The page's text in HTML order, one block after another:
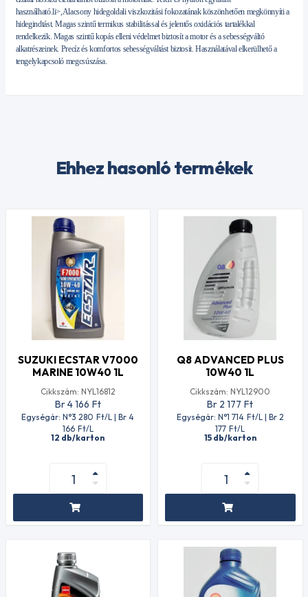
használható.li>,Alacsony hidegoldali viszkozitási fokozatának köszönhetően megkönnyíti a
hidegindtást. Magas szintű termikus stabilitással és jelentős oxidációs tartalékkal
rendelkezik. Magas szintű kopás elleni védelmet biztosít a motor és a sebességváltó
alkatrészeinek. Precíz és komfortos sebességváltást biztosít. Használatával elkerülhető a
tengelykapcsoló megcsúszása.
Ehhez hasonló termékek
SUZUKI ECSTAR V7000
MARINE 10W40 1L
Cikkszám: NYL16812
Br 4 166 Ft
Egységár: N°3 280 Ft/L | Br 4
166 Ft/L
12 db/karton
Q8 ADVANCED PLUS
10W40 1L
Cikkszám: NYL12900
Br 2 177 Ft
Egységár: N°1 714 Ft/L | Br 2
177 Ft/L
15 db/karton